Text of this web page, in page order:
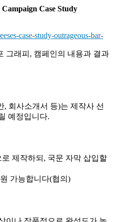
Case Study
case-study-outrageous-bar-
그래피, 캠페인의 내용과 결과
회사소개서 등)는 제작사 선
예정입니다.
제작하되, 국문 자막 삽입할
가능합니다(협의)